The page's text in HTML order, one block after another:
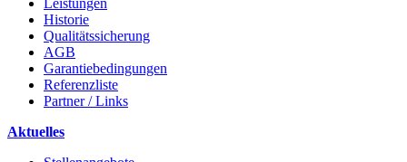
Historie
Qualitätssicherung
AGB
Garantiebedingungen
Referenzliste
Partner / Links
Aktuelles